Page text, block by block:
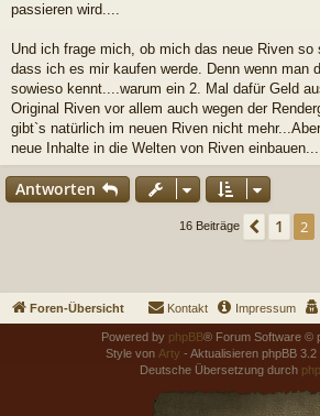
passieren wird....
Und ich frage mich, ob mich das neue Riven so
dass ich es mir kaufen werde. Denn wenn man
sowieso kennt....warum ein 2. Mal dafür Geld
Original Riven vor allem auch wegen der
gibt`s natürlich im neuen Riven nicht
neue Inhalte in die Welten von Riven
Antworten
16 Beiträge 1 2
Foren-Übersicht Impressum
Kontakt
Powered by phpBB® Forum Software ©
Style von Arty - Aktualisieren phpBB
Deutsche Übersetzung durch